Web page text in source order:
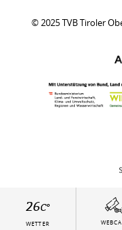
26C°
WETTER
© 2025 TVB Tiroler